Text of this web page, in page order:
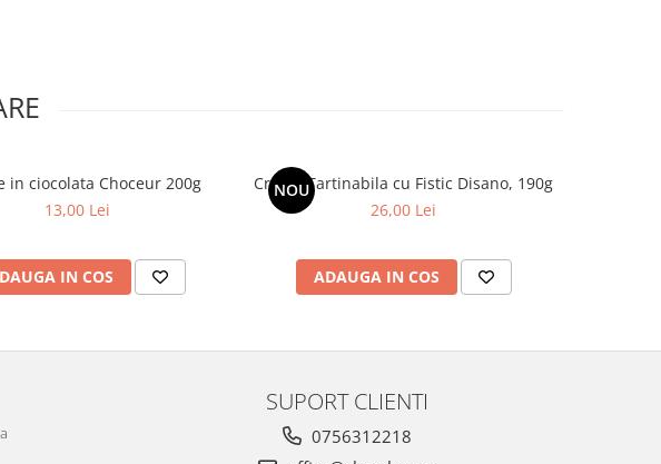
in ciocolata Choceur 200g
13,00 Lei
IN COS
NOU
Crema Tartinabila cu Fistic Disano, 190g
26,00 Lei
ADAUGA IN COS
SUPORT CLIENTI
0756312218